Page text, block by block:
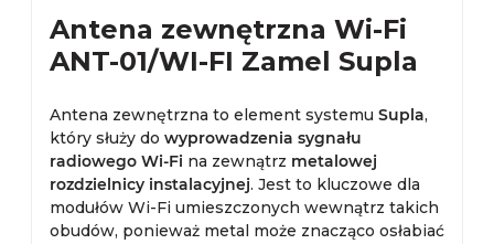
Antena zewnętrzna Wi-Fi
ANT-01/WI-FI Zamel Supla
Antena zewnętrzna to element systemu Supla,
który służy do wyprowadzenia sygnału
radiowego Wi-Fi na zewnątrz metalowej
rozdzielnicy instalacyjnej. Jest to kluczowe dla
modułów Wi-Fi umieszczonych wewnątrz takich
obudów, ponieważ metal może znacząco osłabiać